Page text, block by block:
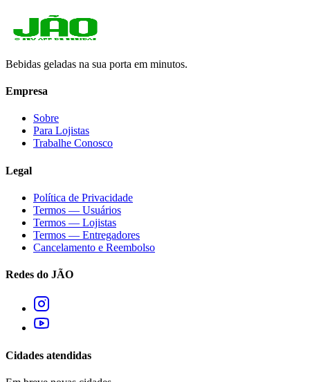
Bebidas geladas na sua porta em minutos.
Empresa
Sobre
Para Lojistas
Trabalhe Conosco
Legal
Política de Privacidade
Termos — Usuários
Termos — Lojistas
Termos — Entregadores
Cancelamento e Reembolso
Redes do JÃO
Cidades atendidas